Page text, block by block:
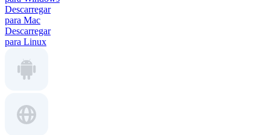
Descarregar
para Mac
Descarregar
para Linux